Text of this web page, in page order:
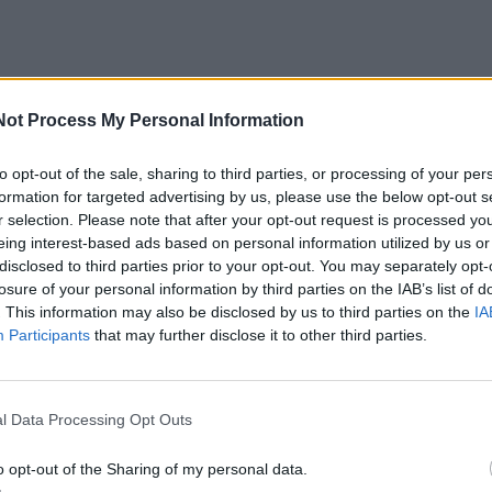
Process My Personal Information
opt-out of the sale, sharing to third parties, or processing of your
for targeted advertising by us, please use the below opt-out
selection. Please note that after your opt-out request is processed
interest-based ads based on personal information utilized by us
to third parties prior to your opt-out. You may separately
of your personal information by third parties on the IAB’s list of
This information may also be disclosed by us to third parties on the
Participants that may further disclose it to other third parties.
Data Processing Opt Outs
opt-out of the Sharing of my personal data.
atspalvius, kurie ypač sėkmingai atrodo vyresnėms nei
kurių geriau atsisakyti.
spalva tokia svarbi po 50 metų?
tankį ir skaistumą, o ryškūs kontrastai pradeda
parinktas atspalvis: